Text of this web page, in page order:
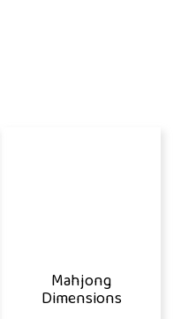
Mahjong
Dimensions